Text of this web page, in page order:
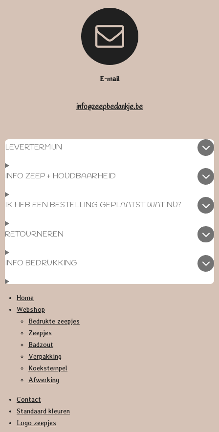
E-mail
info@zeepbedankje.be
LEVERTERMIJN
INFO ZEEP + HOUDBAARHEID
IK HEB EEN BESTELLING GEPLAATST WAT NU?
RETOURNEREN
INFO BEDRUKKING
Home
Webshop
Bedrukte zeepjes
Zeepjes
Badzout
Verpakking
Koekstempel
Afwerking
Contact
Standaard kleuren
Logo zeepjes